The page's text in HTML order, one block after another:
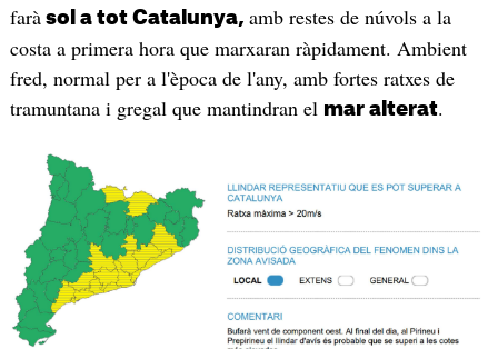
farà sol a tot Catalunya, amb restes de núvols a la
costa a primera hora que marxaran ràpidament. Ambient
fred, normal per a l'època de l'any, amb fortes ratxes de
tramuntana i gregal que mantindran el mar alterat.